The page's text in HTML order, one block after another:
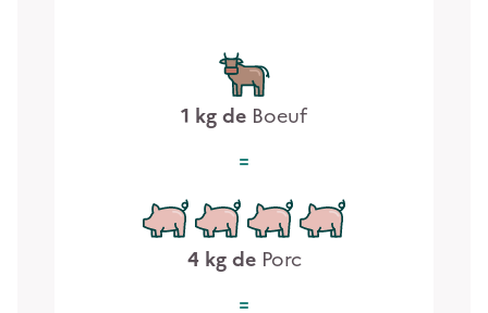
1 kg de Boeuf
4 kg de Porc